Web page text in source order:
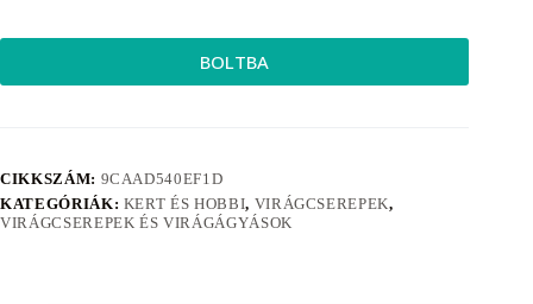
BOLTBA
CIKKSZÁM: 9CAAD540EF1D
KATEGÓRIÁK: KERT ÉS HOBBI, VIRÁGCSEREPEK,
VIRÁGCSEREPEK ÉS VIRÁGÁGYÁSOK